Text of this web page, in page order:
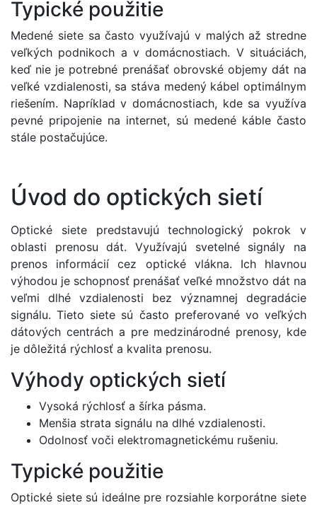
Typické použitie
Medené siete sa často využívajú v malých až stredne
veľkých podnikoch a v domácnostiach. V situáciách,
keď nie je potrebné prenášať obrovské objemy dát na
veľké vzdialenosti, sa stáva medený kábel optimálnym
riešením. Napríklad v domácnostiach, kde sa využíva
pevné pripojenie na internet, sú medené káble často
stále postačujúce.
Úvod do optických sietí
Optické siete predstavujú technologický pokrok v
oblasti prenosu dát. Využívajú svetelné signály na
prenos informácií cez optické vlákna. Ich hlavnou
výhodou je schopnosť prenášať veľké množstvo dát na
veľmi dlhé vzdialenosti bez významnej degradácie
signálu. Tieto siete sú často preferované vo veľkých
dátových centrách a pre medzinárodné prenosy, kde
je dôležitá rýchlosť a kvalita prenosu.
Výhody optických sietí
Vysoká rýchlosť a šírka pásma.
Menšia strata signálu na dlhé vzdialenosti.
Odolnosť voči elektromagnetickému rušeniu.
Typické použitie
Optické siete sú ideálne pre rozsiahle korporátne siete